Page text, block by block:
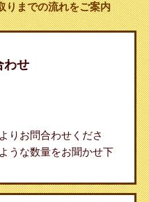
りまでの流れをご案内
わせ
よりお問合わせくださ
うな数量をお聞かせ下